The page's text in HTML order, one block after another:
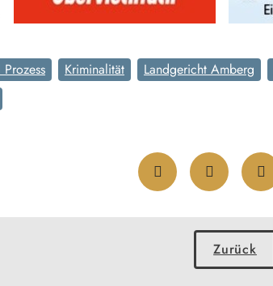
Prozess Kriminalität Landgericht Amberg
Zurück